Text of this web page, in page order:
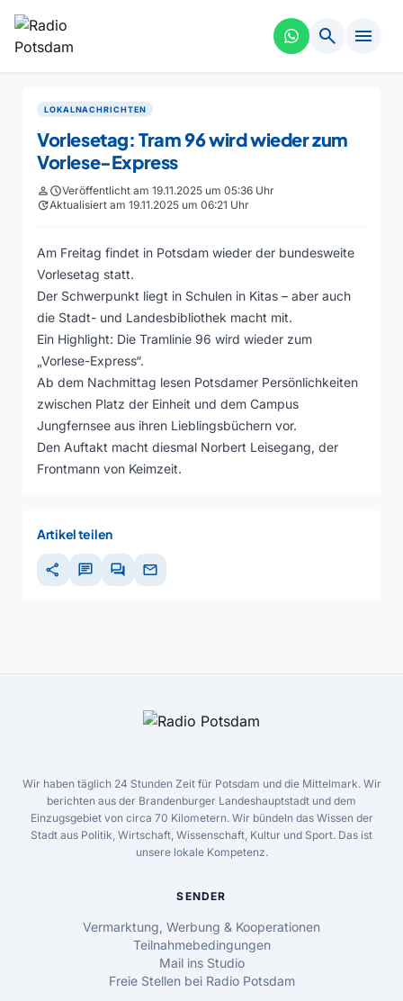
search menu
LOKALNACHRICHTEN
Vorlesetag: Tram 96 wird wieder zum
Vorlese-Express
personscheduleVeröffentlicht am 19.11.2025 um 05:36 Uhr
updateAktualisiert am 19.11.2025 um 06:21 Uhr
Am Freitag findet in Potsdam wieder der bundesweite
Vorlesetag statt.
Der Schwerpunkt liegt in Schulen in Kitas – aber auch
die Stadt- und Landesbibliothek macht mit.
Ein Highlight: Die Tramlinie 96 wird wieder zum
„Vorlese-Express“.
Ab dem Nachmittag lesen Potsdamer Persönlichkeiten
zwischen Platz der Einheit und dem Campus
Jungfernsee aus ihren Lieblingsbüchern vor.
Den Auftakt macht diesmal Norbert Leisegang, der
Frontmann von Keimzeit.
Artikel teilen
share chat forum mail
Wir haben täglich 24 Stunden Zeit für Potsdam und die Mittelmark. Wir
berichten aus der Brandenburger Landeshauptstadt und dem
Einzugsgebiet von circa 70 Kilometern. Wir bündeln das Wissen der
Stadt aus Politik, Wirtschaft, Wissenschaft, Kultur und Sport. Das ist
unsere lokale Kompetenz.
SENDER
Vermarktung, Werbung & Kooperationen
Teilnahmebedingungen
Mail ins Studio
Freie Stellen bei Radio Potsdam